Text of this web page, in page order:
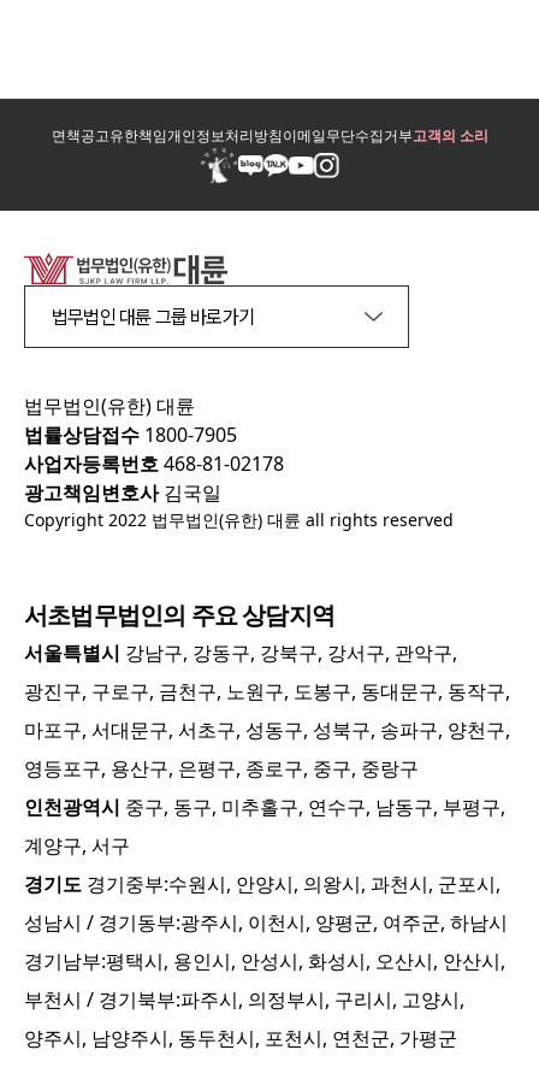
면책공고유한책임개인정보처리방침이메일무단수집거부고객의 소리
법무법인 대륜 그룹 바로가기
법무법인(유한) 대륜
법률상담접수 1800-7905
사업자등록번호468-81-02178
광고책임변호사김국일
Copyright 2022 법무법인(유한) 대륜 all rights reserved
서초법무법인의 주요 상담지역
서울특별시 강남구, 강동구, 강북구, 강서구, 관악구,
광진구, 구로구, 금천구, 노원구, 도봉구, 동대문구, 동작구,
마포구, 서대문구, 서초구, 성동구, 성북구, 송파구, 양천구,
영등포구, 용산구, 은평구, 종로구, 중구, 중랑구
인천광역시 중구, 동구, 미추홀구, 연수구, 남동구, 부평구,
계양구, 서구
경기도 경기중부:수원시, 안양시, 의왕시, 과천시, 군포시,
성남시 / 경기동부:광주시, 이천시, 양평군, 여주군, 하남시
경기남부:평택시, 용인시, 안성시, 화성시, 오산시, 안산시,
부천시 / 경기북부:파주시, 의정부시, 구리시, 고양시,
양주시, 남양주시, 동두천시, 포천시, 연천군, 가평군